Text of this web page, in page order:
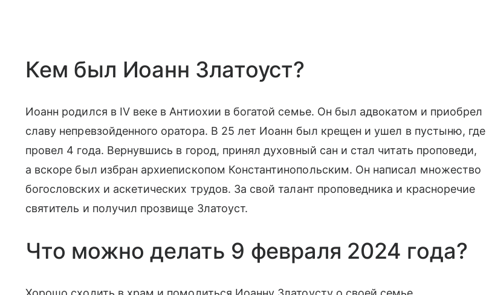
Кем был Иоанн Златоуст?
Иоанн родился в IV веке в Антиохии в богатой семье. Он был адвокатом и приобрел
славу непревзойденного оратора. В 25 лет Иоанн был крещен и ушел в пустыню, где
провел 4 года. Вернувшись в город, принял духовный сан и стал читать проповеди,
а вскоре был избран архиепископом Константинопольским. Он написал множество
богословских и аскетических трудов. За свой талант проповедника и красноречие
святитель и получил прозвище Златоуст.
Что можно делать 9 февраля 2024 года?